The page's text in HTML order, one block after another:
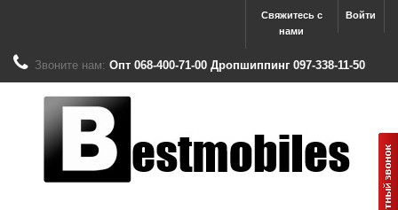
Войти
Свяжитесь с
нами
Звоните нам: Опт 068-400-71-00 Дропшиппинг 097-338-11-50